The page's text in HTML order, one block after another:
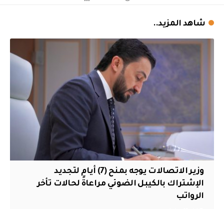
شاهد المزيد..
وزير الاتصالات يوجه بمنح (7) أيام لتجديد
الإشتراك بالكيبل الضوئي مراعاةً لحالات تأخر
الرواتب